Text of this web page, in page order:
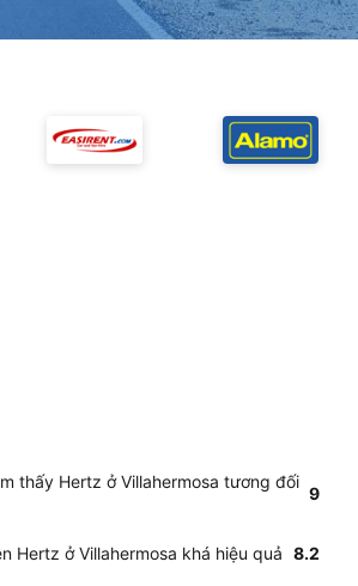
thấy Hertz ở Villahermosa tương đối
9
Hertz ở Villahermosa khá hiệu quả 8.2